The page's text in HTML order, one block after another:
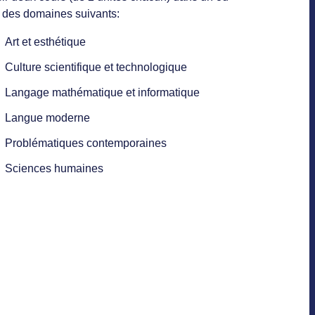
domaines suivants:
Art et esthétique
Culture scientifique et technologique
Langage mathématique et informatique
Langue moderne
Problématiques contemporaines
Sciences humaines